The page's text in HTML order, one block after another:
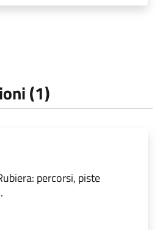
(1)
percorsi, piste